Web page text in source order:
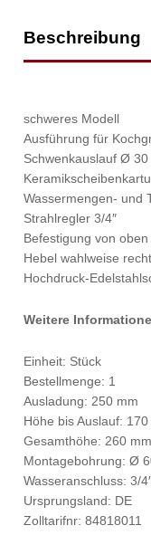
Beschreibung
schweres Modell
Ausführung für
Schwenkauslauf Ø 30
Wassermengen- und
Strahlregler 3/4″
Befestigung von oben
Hebel wahlweise
Hochdruck-
Weitere
Einheit: Stück
Bestellmenge: 1
Ausladung: 250 mm
Höhe bis Auslauf: 170
Gesamthöhe: 260 mm
Montagebohrung: Ø
Wasseranschluss: 3/
Ursprungsland: DE
Zolltarifnr: 84818011